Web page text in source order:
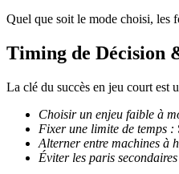
Quel que soit le mode choisi, les
Timing de Décision
La clé du succès en jeu court est
Choisir un enjeu faible à
Fixer une limite de temps :
Alterner entre machines à
Éviter les paris